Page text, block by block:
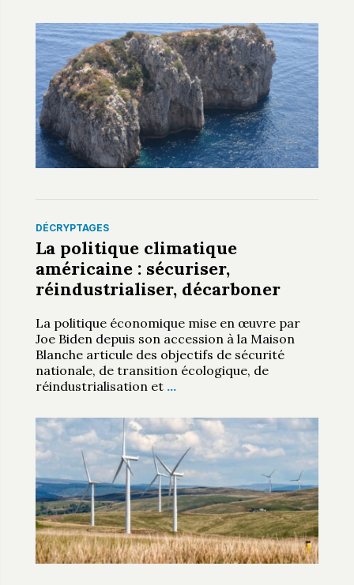
DÉCRYPTAGES
La politique climatique
américaine : sécuriser,
réindustrialiser, décarboner
La politique économique mise en œuvre par
Joe Biden depuis son accession à la Maison
Blanche articule des objectifs de sécurité
nationale, de transition écologique, de
réindustrialisation et …